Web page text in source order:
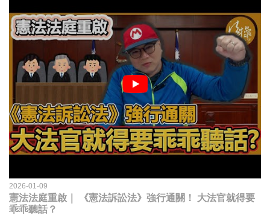
2026-01-09
憲法法庭重啟｜ 《憲法訴訟法》強行通關！ 大法官就得要
乖乖聽話？